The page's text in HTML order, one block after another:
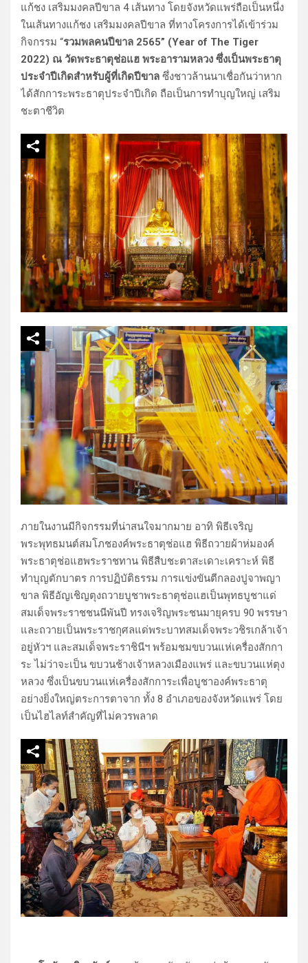
แก้ชง เสริมมงคลปีขาล 4 เส้นทาง โดยจังหวัดแพร่ถือเป็นหนึ่ง
ในเส้นทางแก้ชง เสริมมงคลปีขาล ที่ทางโครงการได้เข้าร่วม
กิจกรรม “รวมพลคนปีขาล 2565” (Year of The Tiger
2022) ณ วัดพระธาตุช่อแฮ พระอารามหลวง ซึ่งเป็นพระธาตุ
ประจำปีเกิดสำหรับผู้ที่เกิดปีขาล ซึ่งชาวล้านนาเชื่อกันว่าหาก
ได้สักการะพระธาตุประจำปีเกิด ถือเป็นการทำบุญใหญ่ เสริม
ชะตาชีวิต
ภายในงานมีกิจกรรมที่น่าสนใจมากมาย อาทิ พิธีเจริญ
พระพุทธมนต์สมโภชองค์พระธาตุช่อแฮ พิธีถวายผ้าห่มองค์
พระธาตุช่อแฮพระราชทาน พิธีสืบชะตาสะเดาะเคราะห์ พิธี
ทำบุญตักบาตร การปฏิบัติธรรม การแข่งขันตีกลองปูจาพญา
ขาล พิธีอัญเชิญตุงถวายบูชาพระธาตุช่อแฮเป็นพุทธบูชาแด่
สมเด็จพระราชชนนีพันปี ทรงเจริญพระชนมายุครบ 90 พรรษา
และถวายเป็นพระราชกุศลแด่พระบาทสมเด็จพระวชิรเกล้าเจ้า
อยู่หัวฯ และสมเด็จพระราชินีฯ พร้อมชมขบวนแห่เครื่องสักกา
ระ ไม่ว่าจะเป็น ขบวนช้างเจ้าหลวงเมืองแพร่ และขบวนแห่ตุง
หลวง ซึ่งเป็นขบวนแห่เครื่องสักการะเพื่อบูชาองค์พระธาตุ
อย่างยิ่งใหญ่ตระการตาจาก ทั้ง 8 อำเภอของจังหวัดแพร่ โดย
เป็นไฮไลท์สำคัญที่ไม่ควรพลาด